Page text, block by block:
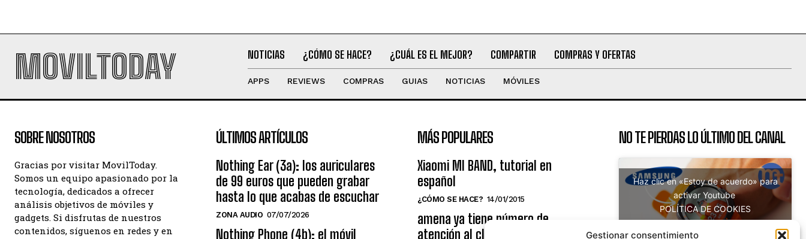
Gestionar consentimiento
MOVILTODAY NOTICIAS ¿CÓMO SE HACE? ¿CUÁL ES EL MEJOR? COMPARTIR COMPRAS Y OFERTAS
APPS REVIEWS COMPRAS GUIAS NOTICIAS MÓVILES
SOBRE NOSOTROS
Gracias por visitar MovilToday.
Somos un equipo apasionado por la
tecnología, dedicados a ofrecer
análisis objetivos de móviles y
gadgets. Si disfrutas de nuestros
contenidos, síguenos en redes y en
ÚLTIMOS ARTÍCULOS
Nothing Ear (3a): los auriculares
de 99 euros que pueden grabar
hasta lo que acabas de escuchar
ZONA AUDIO 07/07/2026
Nothing Phone (4b): el móvil
MÁS POPULARES
Xiaomi MI BAND, tutorial en
español
¿CÓMO SE HACE? 14/01/2015
amena ya tiene número de
atención al cliente gratuito
NO TE PIERDAS LO ÚLTIMO DEL CANAL
Haz clic en «Estoy de acuerdo» para
activar Youtube
POLÍTICA DE COOKIES
Estoy de acuerdo